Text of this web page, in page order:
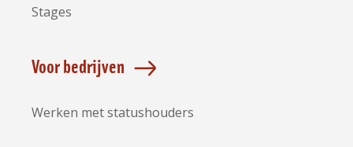
Stages
Voor bedrijven
Werken met statushouders